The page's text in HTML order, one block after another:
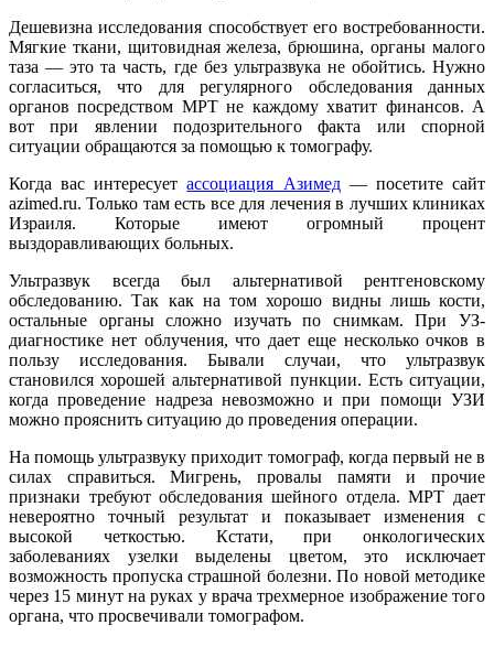
Дешевизна исследования способствует его востребованности.
Мягкие ткани, щитовидная железа, брюшина, органы малого
таза — это та часть, где без ультразвука не обойтись. Нужно
согласиться, что для регулярного обследования данных
органов посредством МРТ не каждому хватит финансов. А
вот при явлении подозрительного факта или спорной
ситуации обращаются за помощью к томографу.
Когда вас интересуетассоциация Азимед— посетите сайт
azimed.ru. Только там есть все для лечения в лучших клиниках
Израиля. Которые имеют огромный процент
выздоравливающих больных.
Ультразвук всегда был альтернативой рентгеновскому
обследованию. Так как на том хорошо видны лишь кости,
остальные органы сложно изучать по снимкам. При УЗ-
диагностике нет облучения, что дает еще несколько очков в
пользу исследования. Бывали случаи, что ультразвук
становился хорошей альтернативой пункции. Есть ситуации,
когда проведение надреза невозможно и при помощи УЗИ
можно прояснить ситуацию до проведения операции.
На помощь ультразвуку приходит томограф, когда первый не в
силах справиться. Мигрень, провалы памяти и прочие
признаки требуют обследования шейного отдела. МРТ дает
невероятно точный результат и показывает изменения с
высокой четкостью. Кстати, при онкологических
заболеваниях узелки выделены цветом, это исключает
возможность пропуска страшной болезни. По новой методике
через 15 минут на руках у врача трехмерное изображение того
органа, что просвечивали томографом.